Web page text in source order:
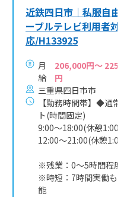
近鉄四日市｜私服自由
ーブルテレビ利用者対
応/H133925
月
給
206,000円～
円
三重県四日市市
【勤務時間帯】◆通常
ト(時間固定)
9:00〜18:00(休憩1:00)
12:00〜21:00(休憩1:00)
※残業：0〜5時間程度/
※時短：7時間実働も
能